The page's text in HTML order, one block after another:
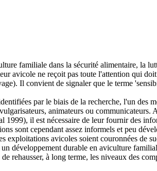
familiale dans la sécurité alimentaire, la
avicole ne reçoit pas toute l'attention qui
Il convient de signaler que le terme
par le biais de la recherche, l'un des
animateurs ou
1999), il est nécessaire de leur fournir des
sont cependant assez informels et peu
exploitations avicoles soient couronnées de
développement durable en aviculture
rehausser, à long terme, les niveaux des